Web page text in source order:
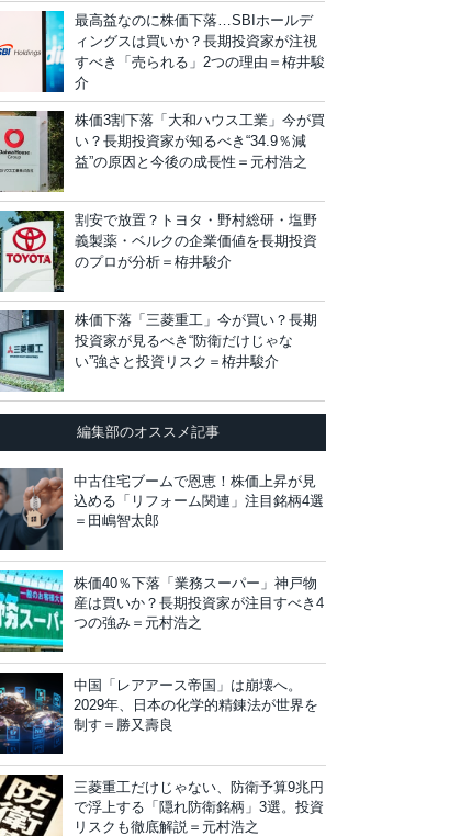
最高益なのに株価下落…SBIホールデ
ィングスは買いか？長期投資家が注視
すべき「売られる」2つの理由＝栫井駿
介
株価3割下落「大和ハウス工業」今が買
い？長期投資家が知るべき“34.9％減
益”の原因と今後の成長性＝元村浩之
割安で放置？トヨタ・野村総研・塩野
義製薬・ベルクの企業価値を長期投資
のプロが分析＝栫井駿介
株価下落「三菱重工」今が買い？長期
投資家が見るべき“防衛だけじゃな
い”強さと投資リスク＝栫井駿介
編集部のオススメ記事
中古住宅ブームで恩恵！株価上昇が見
込める「リフォーム関連」注目銘柄4選
＝田嶋智太郎
株価40％下落「業務スーパー」神戸物
産は買いか？長期投資家が注目すべき4
つの強み＝元村浩之
中国「レアアース帝国」は崩壊へ。
2029年、日本の化学的精錬法が世界を
制す＝勝又壽良
三菱重工だけじゃない、防衛予算9兆円
で浮上する「隠れ防衛銘柄」3選。投資
リスクも徹底解説＝元村浩之